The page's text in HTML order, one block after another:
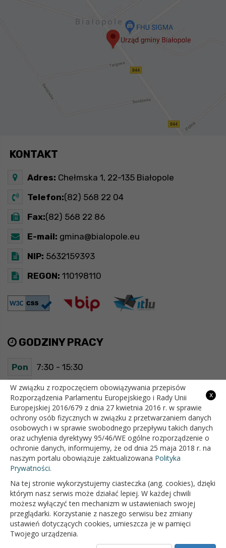
KONTAKT
Adres: Chełmska 1, 22-135 Białopole
Telefon:(82) 568 22 04
Fax:(82) 568 22 86
E-mail: gmina@bialopole.eu
NIP: 5632159393
REGON: 110198110
GODZINY PRACY
Pon 7:30 - 15:30
Wt 7:30 - 15:30
Śr 7:30 - 15:30
Czw 7:30 - 15:30
Pt 7:30 - 15:30
OFICJALNY SERWIS INTERNETOWY GMINY BIAŁOPOLE
x
W związku z rozpoczęciem obowiązywania przepisów
Rozporządzenia Parlamentu Europejskiego i Rady Unii
Europejskiej 2016/679 z dnia 27 kwietnia 2016 r. w sprawie
ochrony osób fizycznych w związku z przetwarzaniem danych
osobowych i w sprawie swobodnego przepływu takich danych
oraz uchylenia dyrektywy 95/46/WE ogólne rozporządzenie o
ochronie danych, informujemy, że od dnia 25 maja 2018 r. na
naszym portalu obowiązuje zaktualizowana Polityka
Prywatności.
Na tej stronie wykorzystujemy ciasteczka (ang. cookies), dzięki
którym nasz serwis może działać lepiej. W każdej chwili
możesz wyłączyć ten mechanizm w ustawieniach swojej
przeglądarki. Korzystanie z naszego serwisu bez zmiany
ustawień dotyczących cookies, umieszcza je w pamięci
Twojego urządzenia.